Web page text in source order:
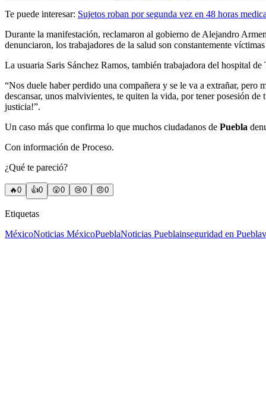
Te puede interesar: Sujetos roban por segunda vez en 48 horas
Durante la manifestación, reclamaron al gobierno de Alejandro
denunciaron, los trabajadores de la salud son constantemente
La usuaria Saris Sánchez Ramos, también trabajadora del hospital
“Nos duele haber perdido una compañera y se le va a extrañar,
descansar, unos malvivientes, te quiten la vida, por tener posesión
justicia!”.
Un caso más que confirma lo que muchos ciudadanos de Puebla
Con información de Proceso.
¿Qué te pareció?
🔥0 👍0 😲0 😢0 😠0
Etiquetas
MéxicoNoticias MéxicoPueblaNoticias Pueblainseguridad en Puebla